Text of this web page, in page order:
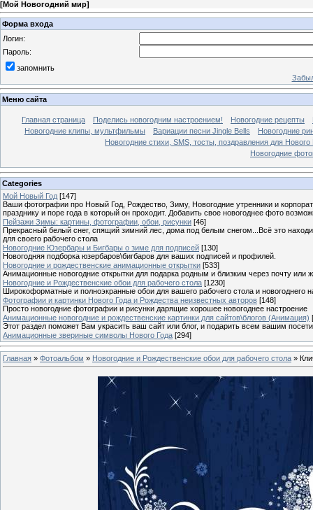
[Мой Новогодний мир]
Форма входа
Логин:
Пароль:
запомнить
Меню сайта
Главная страница Поделись новогодним настроением! Новогодние рецепты
Новогодние клипы, мультфильмы
Вариации песни Jingle Bells
Новогодние
Новогодние стихи, SMS, тосты, поздравления для
Новогодние
Categories
Мой Новый Год [147]
Ваши фотографии про Новый Год, Рождество, Зиму, Новогодние утренники и
празднику и поре года в который он проходит. Добавить свое новогоднее фото
Пейзажи Зимы: картины, фотографии, обои, рисунки [46]
Прекрасный белый снег, спящий зимний лес, дома под белым снегом...Всё это
для своего рабочего стола
Новогодние Юзербары и Бигбары о зиме для подписей [130]
Новогодняя подборка юзербаров\бигбаров для ваших подписей и профилей.
Новогодние и рождественские анимационные открытки [533]
Анимационные новогодние открытки для подарка родным и близким через почту или
Новогодние и Рождественские обои для рабочего стола [1230]
Широкоформатные и полноэкранные обои для вашего рабочего стола и новогоднего
Фотографии и картинки Нового Года и Рождества неизвестных авторов [148]
Просто новогодние фотографии и рисунки дарящие хорошее новогоднее настроение
Анимационные новогодние и рождественские картинки для сайтов\блогов (Анимация)
Этот раздел поможет Вам украсить ваш сайт или блог, и подарить всем вашим
Анимационные звериные символы Нового Года [294]
Главная » Фотоальбом » Новогодние и Рождественские обои для рабочего стола »